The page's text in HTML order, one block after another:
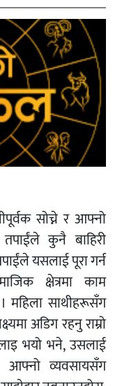
सोच्ने र आफ्नो
कुनै बाहिरी
यसलाई पूरा गर्न
क्षेत्रमा काम
महिला साथीहरूसँग
अडिग रहनु राम्रो
भयो भने, उसलाई
व्यवसायसँग